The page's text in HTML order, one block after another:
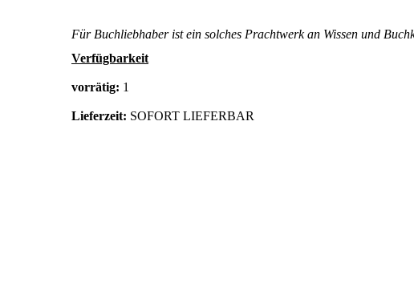
Für Buchliebhaber ist ein solches Prachtwerk an Wissen und
Verfügbarkeit
vorrätig: 1
Lieferzeit: SOFORT LIEFERBAR